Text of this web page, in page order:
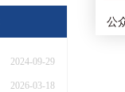
2024-09-29
2026-03-18
公